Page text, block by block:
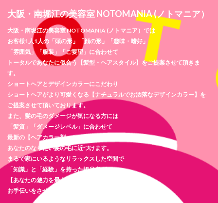
大阪・南堀江の美容室 NOTOMANIA (ノトマニア）
大阪・南堀江の美容室 NOTOMANIA (ノトマニア）では
お客様1人1人の「頭の形」「顔の形」「趣味・嗜好」
「雰囲気」「服装」「ご要望」に合わせて
トータルであなたに似合う【髪型・ヘアスタイル】をご提案させて頂きま
す。
ショートヘアとデザインカラーにこだわり
ショートヘアがより可愛くなる【ナチュラルでお洒落なデザインカラー】を
ご提案させて頂いております。
また、髪の毛のダメージが気になる方には
「髪質」「ダメージレベル」に合わせて
最新の【ヘアカラー剤・トリートメント剤】を使用し
あなたのなりたい髪の毛に近づけます。
まるで家にいるようなリラックスした空間で
「知識」と「経験」を持った担当者が
【あなたの魅力を最大限に引き出す】
お手伝いをさせて頂きます。